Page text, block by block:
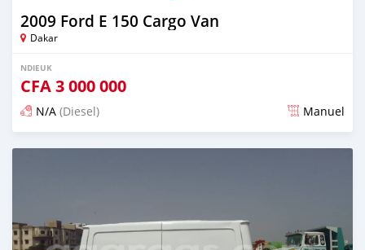
2009 Ford E 150 Cargo Van
Dakar
NDIEUK
CFA3 000 000
N/A (Diesel) Manuel
Dougal na niou ko depuis over 2 years